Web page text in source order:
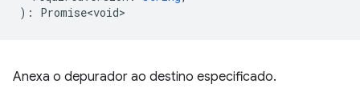
) : Promise<void>
Anexa o depurador ao destino especificado.